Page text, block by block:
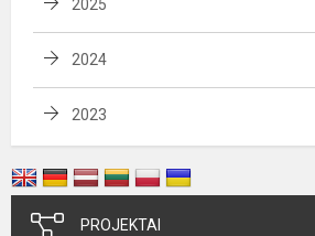
2025
2024
2023
PROJEKTAI